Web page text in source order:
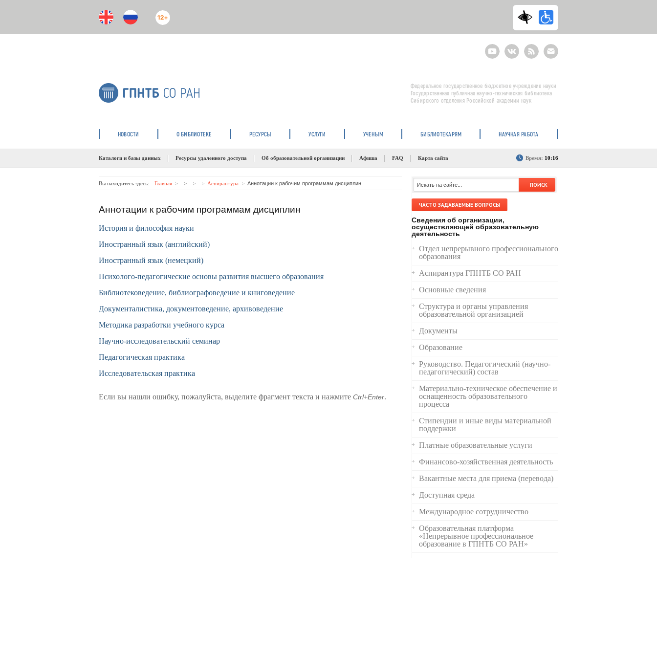
12+
YoutubeВКонтакте
RSS
E-
mail
Федеральное государственное бюджетное учреждение науки
Государственная публичная научно-техническая библиотека
Сибирского отделения Российской академии наук
НОВОСТИ О БИБЛИОТЕКЕ РЕСУРСЫ УСЛУГИ УЧЕНЫМ БИБЛИОТЕКАРЯМ НАУЧНАЯ РАБОТА
Каталоги и базы данных Ресурсы удаленного доступа Об образовательной организации Афиша FAQ Карта сайта Время: 10:16
Вы находитесь здесь: Главная Аспирантура Аннотации к рабочим программам дисциплин
Аннотации к рабочим программам дисциплин
История и философия науки
Иностранный язык (английский)
Иностранный язык (немецкий)
Психолого-педагогические основы развития высшего образования
Библиотековедение, библиографоведение и книговедение
Документалистика, документоведение, архивоведение
Методика разработки учебного курса
Научно-исследовательский семинар
Педагогическая практика
Исследовательская практика
Если вы нашли ошибку, пожалуйста, выделите фрагмент текста и нажмите Ctrl+Enter.
ЧАСТО ЗАДАВАЕМЫЕ ВОПРОСЫ
Сведения об организации,
осуществляющей образовательную
деятельность
Отдел непрерывного профессионального
образования
Аспирантура ГПНТБ СО РАН
Основные сведения
Структура и органы управления
образовательной организацией
Документы
Образование
Руководство. Педагогический (научно-
педагогический) состав
Материально-техническое обеспечение и
оснащенность образовательного
процесса
Стипендии и иные виды материальной
поддержки
Платные образовательные услуги
Финансово-хозяйственная деятельность
Вакантные места для приема (перевода)
Доступная среда
Международное сотрудничество
Образовательная платформа
«Непрерывное профессиональное
образование в ГПНТБ СО РАН»